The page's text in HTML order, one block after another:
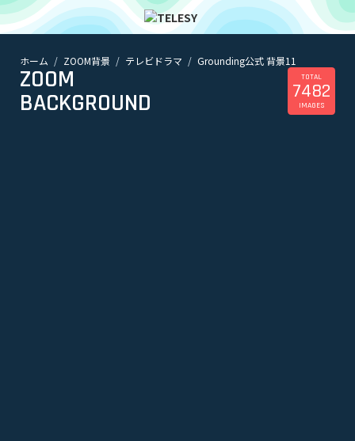
ホーム
ホーム ZOOM背景 テレビドラマ Grounding公式 背景11
ZOOM
BACKGROUND
TOTAL
7482
IMAGES